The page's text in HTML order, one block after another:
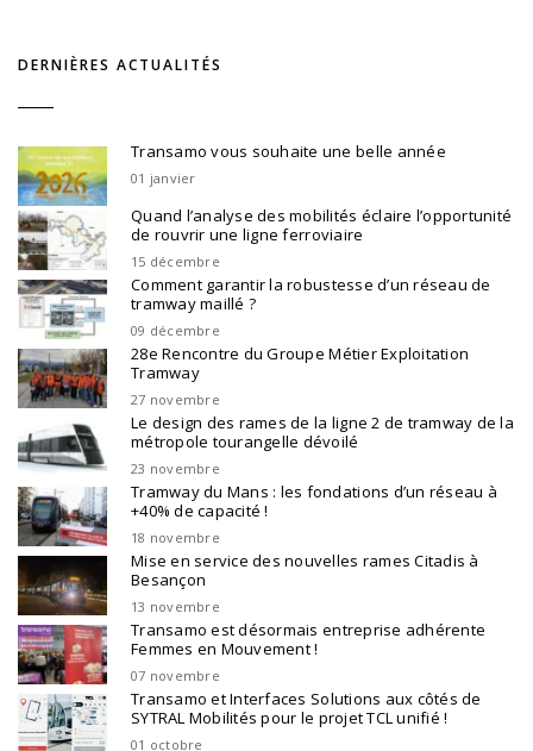
DERNIÈRES ACTUALITÉS
Transamo vous souhaite une belle année
01 janvier
Quand l’analyse des mobilités éclaire l’opportunité
de rouvrir une ligne ferroviaire
15 décembre
Comment garantir la robustesse d’un réseau de
tramway maillé ?
09 décembre
28e Rencontre du Groupe Métier Exploitation
Tramway
27 novembre
Le design des rames de la ligne 2 de tramway de la
métropole tourangelle dévoilé
23 novembre
Tramway du Mans : les fondations d’un réseau à
+40% de capacité !
18 novembre
Mise en service des nouvelles rames Citadis à
Besançon
13 novembre
Transamo est désormais entreprise adhérente
Femmes en Mouvement !
07 novembre
Transamo et Interfaces Solutions aux côtés de
SYTRAL Mobilités pour le projet TCL unifié !
01 octobre